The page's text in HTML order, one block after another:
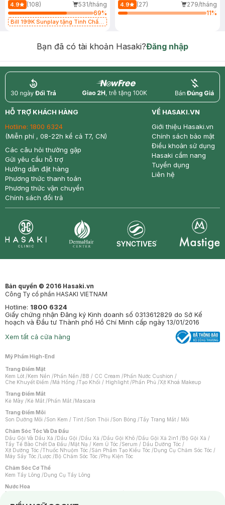
4.9 (108)
531/tháng
69%
Bill 199K Sunplay tặng Tinh Chất
4.9 (27)
279/tháng
11%
Bạn đã có tài khoản Hasaki?Đăng nhập
return nowfree price
HỖ TRỢ KHÁCH HÀNG
Hotline: 1800 6324
(Miễn phí , 08-22h kể cả T7, CN)
Các câu hỏi thường gặp
Gửi yêu cầu hỗ trợ
Hướng dẫn đặt hàng
Phương thức thanh toán
Phương thức vận chuyển
Chính sách đổi trả
VỀ HASAKI.VN
Giới thiệu Hasaki.vn
Chính sách bảo mật
Điều khoản sử dụng
Hasaki cẩm nang
Tuyển dụng
Liên hệ
Bản quyền © 2016 Hasaki.vn
Công Ty cổ phần HASAKI VIETNAM
Hotline: 1800 6324
Giấy chứng nhận Đăng ký Kinh doanh số 0313612829 do Sở Kế
hoạch và Đầu tư Thành phố Hồ Chí Minh cấp ngày 13/01/2016
Xem tất cả cửa hàng
Mỹ Phẩm High-End
Trang Điểm Mặt
Kem Lót /Kem Nền /Phấn Nền /BB / CC Cream /Phấn Nước Cushion /
Che Khuyết Điểm /Má Hồng /Tạo Khối / Highlight /Phấn Phủ /Xịt Khoá Makeup
Trang Điểm Mắt
Kẻ Mày /Kẻ Mắt /Phấn Mắt /Mascara
Trang Điểm Môi
Son Dưỡng Môi /Son Kem / Tint /Son Thỏi /Son Bóng /Tẩy Trang Mắt / Môi
Chăm Sóc Tóc Và Da Đầu
Dầu Gội Và Dầu Xả /Dầu Gội /Dầu Xả /Dầu Gội Khô /Dầu Gội Xả 2in1 /Bộ Gội Xả /
Tẩy Tế Bào Chết Da Đầu /Mặt Nạ / Kem Ủ Tóc /Serum / Dầu Dưỡng Tóc /
Xịt Dưỡng Tóc /Thuốc Nhuộm Tóc /Sản Phẩm Tạo Kiểu Tóc /Dụng Cụ Chăm Sóc Tóc /
Máy Sấy Tóc /Lược /Bộ Chăm Sóc Tóc /Phụ Kiện Tóc
Chăm Sóc Cơ Thể
Kem Tẩy Lông /Dụng Cụ Tẩy Lông
Nước Hoa
Nước Hoa Nữ